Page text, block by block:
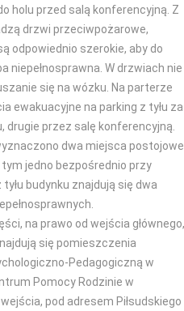
holu przed salą konferencyjną. Z
drzwi przeciwpożarowe,
odpowiednio szerokie, aby do
niepełnosprawna. W drzwiach nie
się na wózku. Na parterze
ewakuacyjne na parking z tyłu za
drugie przez salę konferencyjną.
dwa miejsca postojowe
jedno bezpośrednio przy
budynku znajdują się dwa
na prawo od wejścia głównego,
się pomieszczenia
Pedagogiczną w
Pomocy Rodzinie w
pod adresem Piłsudskiego